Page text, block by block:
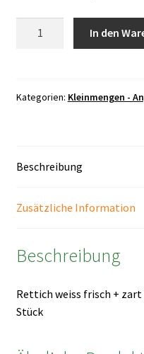
Stück
In den
Kategorien: Kleinmengen -
Beschreibung
Zusätzliche Information
Beschreibung
Rettich weiss frisch + zart
Stück